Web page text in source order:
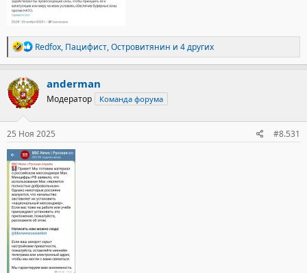
Р
е
а
ц
и
:
Redfox, Пацифист,Островитянин и 4 других
anderman
Модератор Команда форума
25 Ноя 2025 #8.531